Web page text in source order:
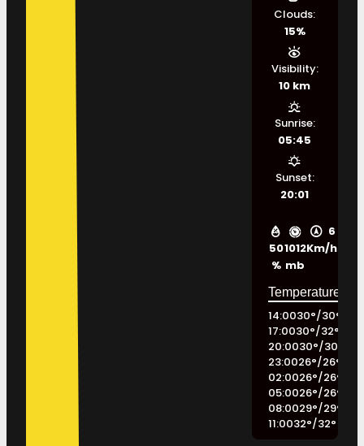
50
%
1012
mb
6
Km/h
Clouds:
15%
Visibility:
10 km
Sunrise:
05:45
Sunset:
20:01
14:0030°/30°
17:0030°/32°
20:0030°/30
23:0026°/26°
02:0026°/26°
05:0026°/26°
08:0029°/29°
11:0032°/32°